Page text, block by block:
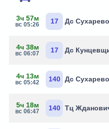
3ч 57м
вс 05:26 17 Дс
4ч 38м
вс 06:07 17 Дс
4ч 13м
вс 05:42 140 Дс
5ч 18м
вс 06:47 140 Тц